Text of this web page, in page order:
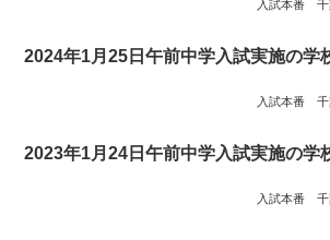
入試本番
2024年1月25日午前中学入試実施の学
入試本番
2023年1月24日午前中学入試実施の学
入試本番